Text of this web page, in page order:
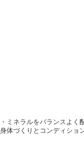
ミネラルをバランスよく配
体づくりとコンディショ